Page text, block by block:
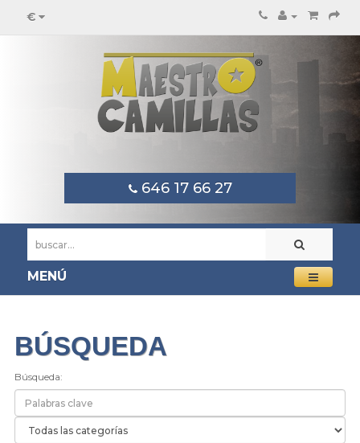
€
646 17 66 27
MENÚ
BÚSQUEDA
Búsqueda: